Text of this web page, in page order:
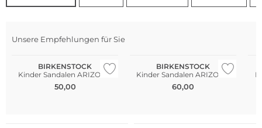
Unsere Empfehlungen für Sie
BIRKENSTOCK
Kinder Sandalen ARIZONA
50,00
BIRKENSTOCK
Kinder Sandalen ARIZONA
60,00